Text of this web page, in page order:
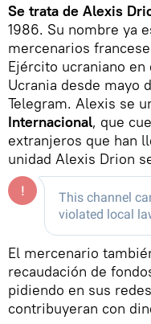
Se trata de Alexis
1986. Su nombre ya
mercenarios
Ejército ucraniano
Ucrania desde mayo
Telegram. Alexis se
Internacional, que
extranjeros que han
unidad Alexis Drion
El mercenario
recaudación de
pidiendo en sus
contribuyeran con